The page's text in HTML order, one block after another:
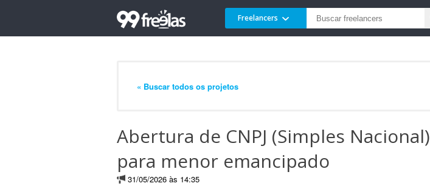
Freelancers
« Buscar todos os projetos
Abertura de CNPJ (Simples Nacional)
para menor emancipado
31/05/2026 às 14:35